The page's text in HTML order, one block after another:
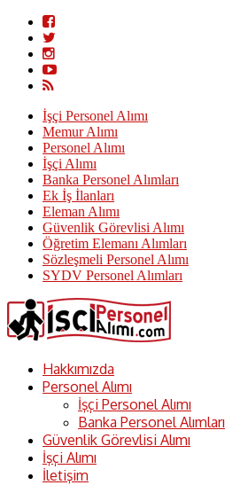
İşçi Personel Alımı
Memur Alımı
Personel Alımı
İşçi Alımı
Banka Personel Alımları
Ek İş İlanları
Eleman Alımı
Güvenlik Görevlisi Alımı
Öğretim Elemanı Alımları
Sözleşmeli Personel Alımı
SYDV Personel Alımları
Hakkımızda
Personel Alımı
İşçi Personel Alımı
Banka Personel Alımları
Güvenlik Görevlisi Alımı
İşçi Alımı
İletişim